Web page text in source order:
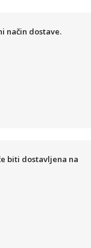
način dostave.
biti dostavljena na